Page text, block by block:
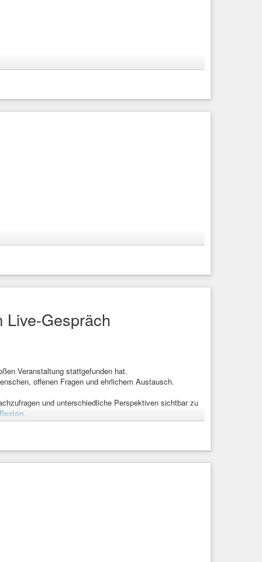
#umgangmitmir
Gespräch
Veranstaltung stattgefunden hat.
offenen Fragen und ehrlichem Austausch.
und unterschiedliche Perspektiven sichtbar zu
.
gemacht haben.